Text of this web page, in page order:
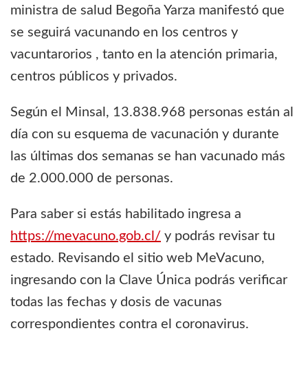
ministra de salud Begoña Yarza manifestó que
se seguirá vacunando en los centros y
vacuntarorios , tanto en la atención primaria,
centros públicos y privados.
Según el Minsal, 13.838.968 personas están al
día con su esquema de vacunación y durante
las últimas dos semanas se han vacunado más
de 2.000.000 de personas.
Para saber si estás habilitado ingresa a
https://mevacuno.gob.cl/ y podrás revisar tu
estado. Revisando el sitio web MeVacuno,
ingresando con la Clave Única podrás verificar
todas las fechas y dosis de vacunas
correspondientes contra el coronavirus.